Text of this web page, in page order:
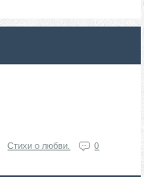
Стихи о любви. 0